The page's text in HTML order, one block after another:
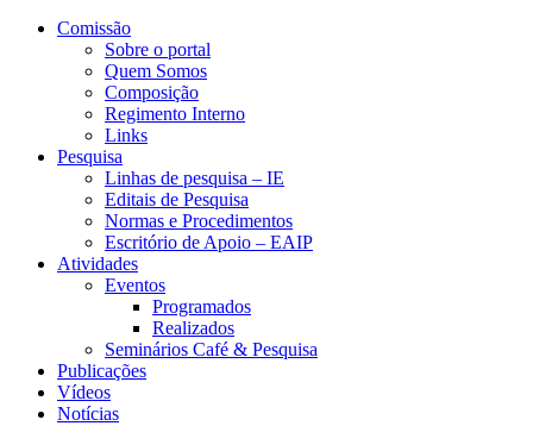
Comissão
Sobre o portal
Quem Somos
Composição
Regimento Interno
Links
Pesquisa
Linhas de pesquisa – IE
Editais de Pesquisa
Normas e Procedimentos
Escritório de Apoio – EAIP
Atividades
Eventos
Programados
Realizados
Seminários Café & Pesquisa
Publicações
Vídeos
Notícias